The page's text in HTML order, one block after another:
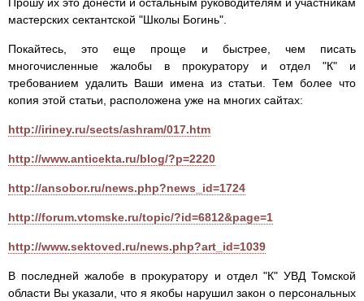
Прошу их это донести и остальным руководителям и участникам
мастерских сектантской "Школы Богинь".
Покайтесь, это еще проще и быстрее, чем писать
многочисленные жалобы в прокуратору и отдел "К" и
требованием удалить Ваши имена из статьи. Тем более что
копия этой статьи, расположена уже на многих сайтах:
http://iriney.ru/sects/ashram/017.htm
http://www.anticekta.ru/blog/?p=2220
http://ansobor.ru/news.php?news_id=1724
http://forum.vtomske.ru/topic/?id=6812&page=1
http://www.sektoved.ru/news.php?art_id=1039
В последней жалобе в прокуратору и отдел "К" УВД Томской
области Вы указали, что я якобы нарушил закон о персональных